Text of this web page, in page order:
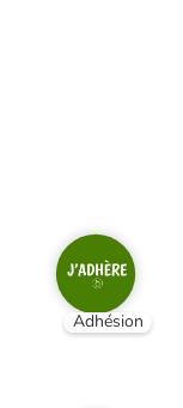
Adhésion